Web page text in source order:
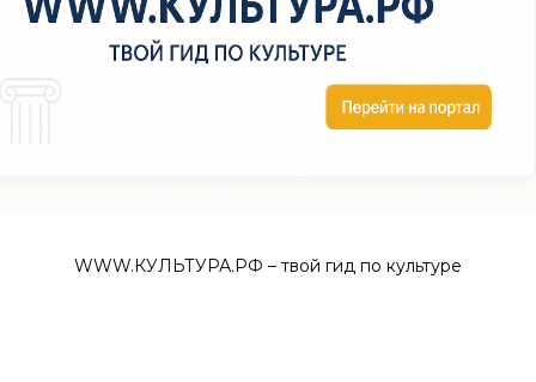
WWW.КУЛЬТУРА.РФ – твой гид по культуре